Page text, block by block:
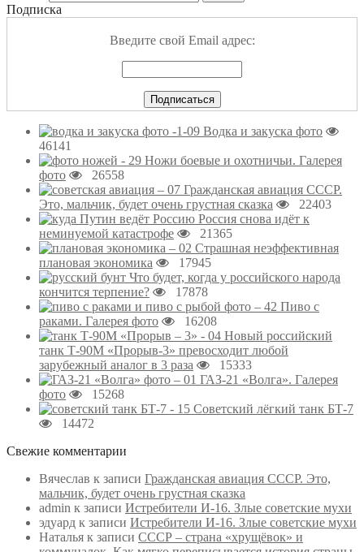
Подписка
Введите свой Email адрес:
Водка и закуска фото
46141
Ножи боевые и охотничьи. Галерея
фото
26558
Гражданская авиация СССР.
Это, мальчик, будет очень грустная сказка
22403
Россия снова идёт к
неминуемой катастрофе
21365
Страшная неэффективная
плановая экономика
17945
Что будет, когда у российского народа
кончится терпение?
17878
Пиво с
раками. Галерея фото
16208
Новый российский
танк Т-90М «Прорыв-3» превосходит любой
зарубежный аналог в 3 раза
15333
ГАЗ-21 «Волга». Галерея
фото
15268
Советский лёгкий танк БТ-7
14472
Свежие комментарии
Вячеслав к записи Гражданская авиация СССР. Это,
мальчик, будет очень грустная сказка
admin к записи Истребители И-16. Злые советские мухи
эдуард к записи Истребители И-16. Злые советские мухи
Наталья к записи СССР – страна «хрущёвок» и